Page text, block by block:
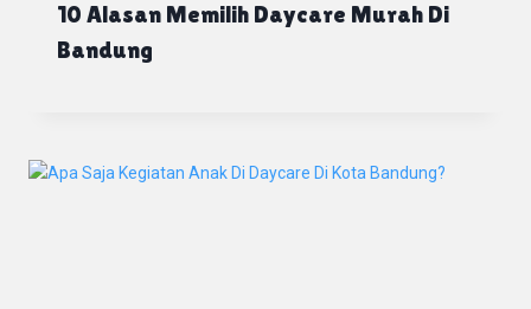
10 Alasan Memilih Daycare Murah Di
Bandung